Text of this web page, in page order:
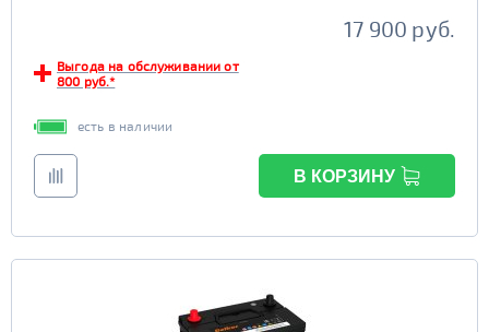
17 900 руб.
Выгода на обслуживании от
800 руб.*
есть в наличии
В КОРЗИНУ